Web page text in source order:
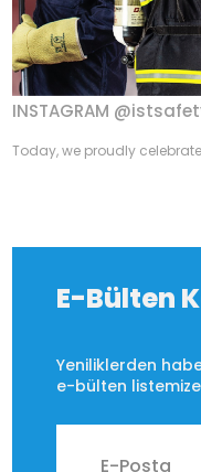
INSTAGRAM
Today, we proudly
E-Bülten
Yeniliklerden
e-bülten